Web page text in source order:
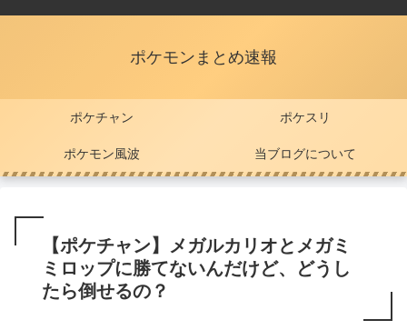
ポケモンまとめ速報
ポケチャン ポケスリ
ポケモン風波 当ブログについて
【ポケチャン】メガルカリオとメガミ
ミロップに勝てないんだけど、どうし
たら倒せるの？